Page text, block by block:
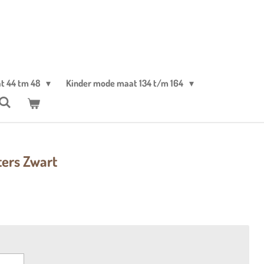
44 tm 48 Kinder mode maat 134 t/m 164
Zwart